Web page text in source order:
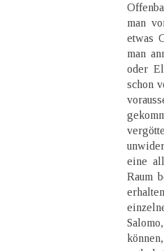
man
etwas
man
oder
schon
eine
Raum